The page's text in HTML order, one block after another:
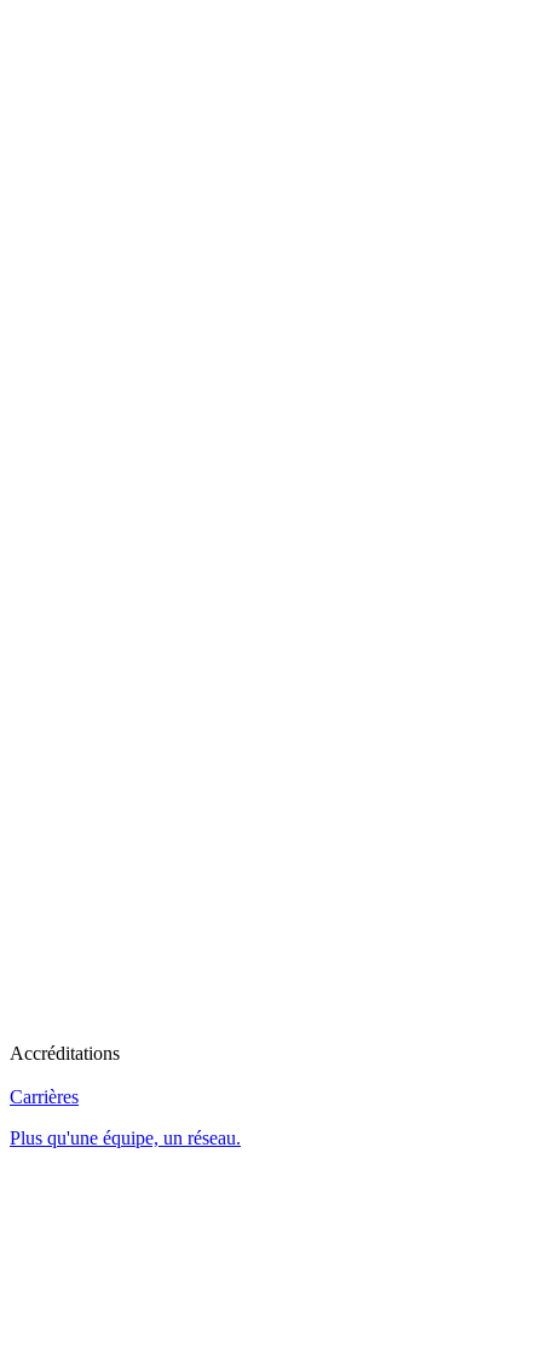
Accréditations
Carrières
Plus qu'une équipe, un réseau.